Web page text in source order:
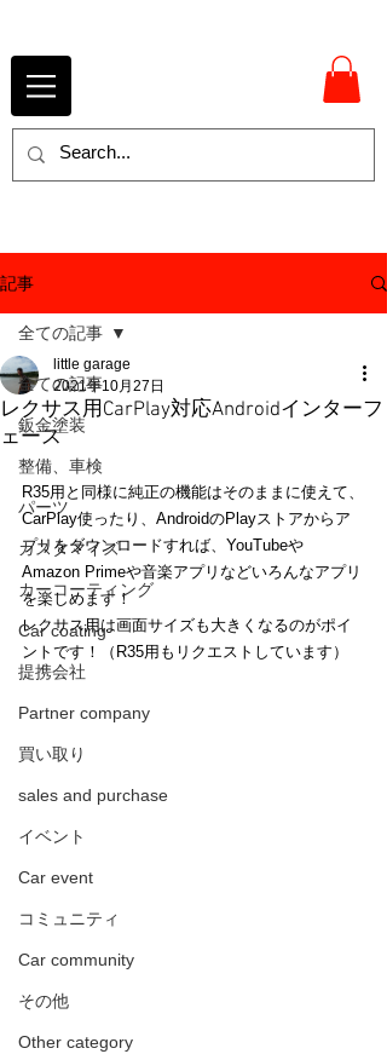
記事
全ての記事
鈑金塗装
整備、車検
パーツ
カスタマイズ
カーコーティング
Car coating
提携会社
Partner company
買い取り
sales and purchase
イベント
Car event
コミュニティ
Car community
その他
Other category
全ての記事
レクサス用CarPlay対応Androidインターフ
ェース
little garage
2021年10月27日
R35用と同様に純正の機能はそのままに使えて、
CarPlay使ったり、AndroidのPlayストアからア
プリをダウンロードすれば、YouTubeや
Amazon Primeや音楽アプリなどいろんなアプリ
を楽しめます！
レクサス用は画面サイズも大きくなるのがポイ
ントです！（R35用もリクエストしています）